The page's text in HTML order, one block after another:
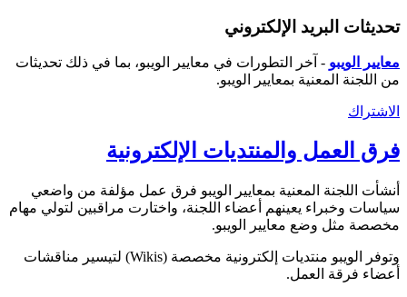
تحديثات البريد الإلكتروني
معايير الويبو - آخر التطورات في معايير الويبو، بما في ذلك تحديثات
من اللجنة المعنية بمعايير الويبو.
الاشتراك
فرق العمل والمنتديات الإلكترونية
أنشأت اللجنة المعنية بمعايير الويبو فرق عمل مؤلفة من واضعي
سياسات وخبراء يعينهم أعضاء اللجنة، واختارت مراقبين لتولي مهام
مخصصة مثل وضع معايير الويبو.
وتوفر الويبو منتديات إلكترونية مخصصة (Wikis) لتيسير مناقشات
أعضاء فرقة العمل.